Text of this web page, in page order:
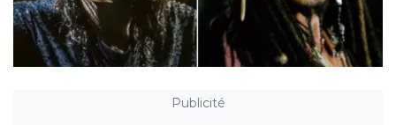
Publicité